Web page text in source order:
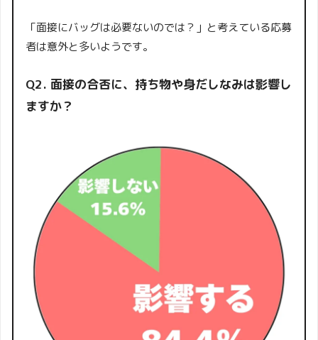
「面接にバッグは必要ないのでは？」と考えている応募
者は意外と多いようです。
Q2. 面接の合否に、持ち物や身だしなみは影響し
ますか？